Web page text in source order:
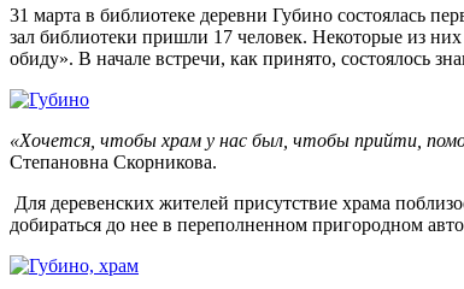
31 марта в библиотеке деревни Губино состоялась
зал библиотеки пришли 17 человек. Некоторые из
обиду». В начале встречи, как принято, состоялось
«Хочется, чтобы храм у нас был, чтобы прийти,
Степановна Скорникова.
Для деревенских жителей присутствие храма
добираться до нее в переполненном пригородном